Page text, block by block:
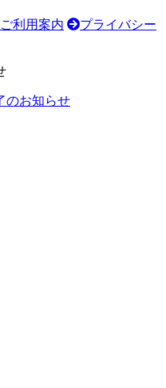
利用案内
プライバシー
のお知らせ